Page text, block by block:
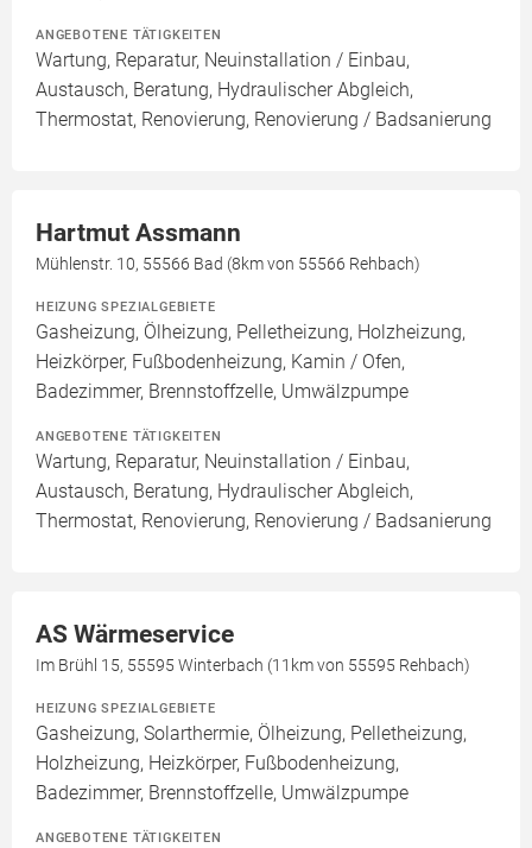
ANGEBOTENE TÄTIGKEITEN
Wartung, Reparatur, Neuinstallation / Einbau,
Austausch, Beratung, Hydraulischer Abgleich,
Thermostat, Renovierung, Renovierung / Badsanierung
Hartmut Assmann
Mühlenstr. 10, 55566 Bad (8km von 55566 Rehbach)
HEIZUNG SPEZIALGEBIETE
Gasheizung, Ölheizung, Pelletheizung, Holzheizung,
Heizkörper, Fußbodenheizung, Kamin / Ofen,
Badezimmer, Brennstoffzelle, Umwälzpumpe
ANGEBOTENE TÄTIGKEITEN
Wartung, Reparatur, Neuinstallation / Einbau,
Austausch, Beratung, Hydraulischer Abgleich,
Thermostat, Renovierung, Renovierung / Badsanierung
AS Wärmeservice
Im Brühl 15, 55595 Winterbach (11km von 55595 Rehbach)
HEIZUNG SPEZIALGEBIETE
Gasheizung, Solarthermie, Ölheizung, Pelletheizung,
Holzheizung, Heizkörper, Fußbodenheizung,
Badezimmer, Brennstoffzelle, Umwälzpumpe
ANGEBOTENE TÄTIGKEITEN